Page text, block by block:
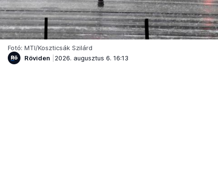
Fotó: MTI/Koszticsák Szilárd
Röviden
2026. augusztus 6. 16:13